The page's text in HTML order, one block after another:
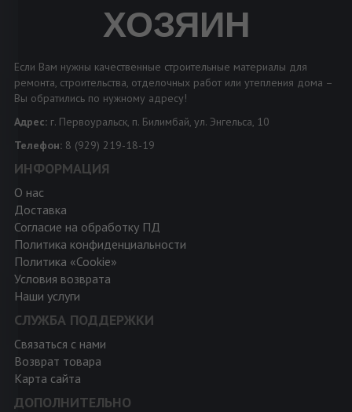
ХОЗЯИН
Если Вам нужны качественные строительные материалы для
ремонта, строительства, отделочных работ или утепления дома –
Вы обратились по нужному адресу!
Адрес: г. Первоуральск, п. Билимбай, ул. Энгельса, 10
Телефон: 8 (929) 219-18-19
ИНФОРМАЦИЯ
О нас
Доставка
Согласие на обработку ПД
Политика конфиденциальности
Политика «Cookie»
Условия возврата
Наши услуги
СЛУЖБА ПОДДЕРЖКИ
Связаться с нами
Возврат товара
Карта сайта
ДОПОЛНИТЕЛЬНО